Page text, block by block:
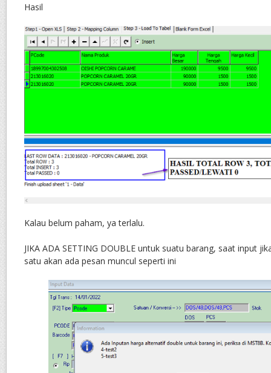
Hasil
Kalau belum paham, ya terlalu.
JIKA ADA SETTING DOUBLE untuk suatu barang, saat input
satu akan ada pesan muncul seperti ini